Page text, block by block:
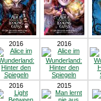
2016 2016
2016 2015